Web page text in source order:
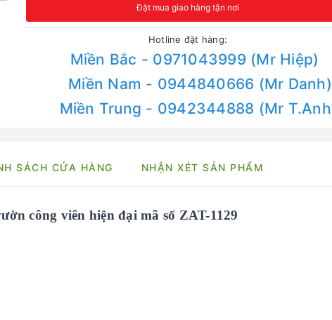
Đặt mua giao hàng tận nơi
Hotline đặt hàng:
Miền Bắc - 0971043999 (Mr Hiệp)
Miền Nam - 0944840666 (Mr Danh)
Miền Trung - 0942344888 (Mr
SÁCH CỬA HÀNG NHẬN XÉT SẢN PHẨM
công viên hiện đại mã số ZAT-1129